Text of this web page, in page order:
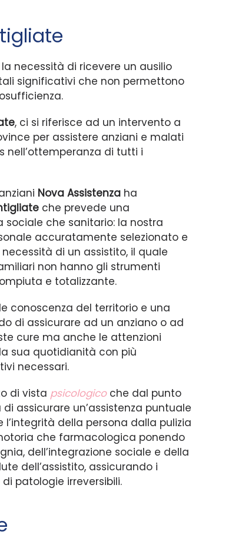
necessità di ricevere un ausilio
significativi che non permettono
, ci si riferisce ad un intervento a
per assistere anziani e malati
nell’ottemperanza di tutti i
Nova Assistenza ha
che prevede una
sociale che sanitario: la nostra
accuratamente selezionato e
di un assistito, il quale
non hanno gli strumenti
e totalizzante.
conoscenza del territorio e una
di assicurare ad un anziano o ad
cure ma anche le attenzioni
sua quotidianità con più
necessari.
di vista psicologicoche dal punto
assicurare un’assistenza puntuale
della persona dalla pulizia
che farmacologica ponendo
dell’integrazione sociale e della
dell’assistito, assicurando i
patologie irreversibili.